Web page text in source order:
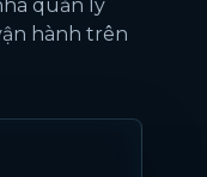
quản lý
hành trên